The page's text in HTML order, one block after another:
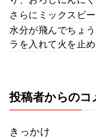
さらにミックスビ
水分が飛んでちょ
ラを入れて火を止め
投稿者からのコ
きっかけ